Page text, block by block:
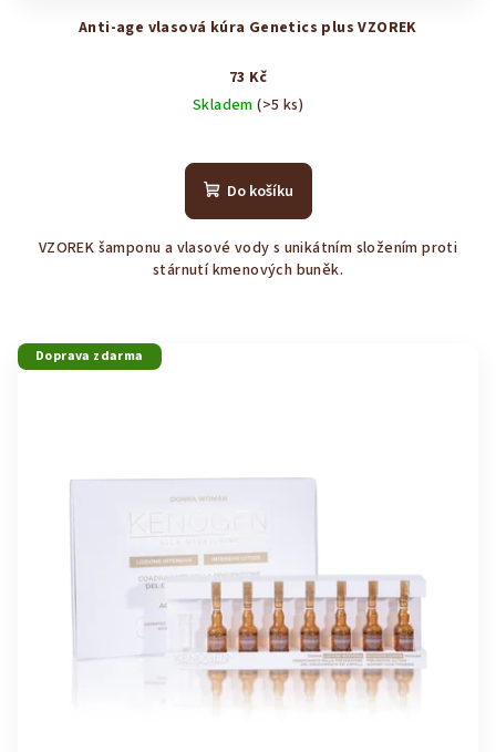
Anti-age vlasová kúra Genetics plus VZOREK
73 Kč
Skladem(>5 ks)
hodnocení
produktu
z
5
Do košíku
VZOREK šamponu a vlasové vody s unikátním složením proti
stárnutí kmenových buněk.
Doprava zdarma